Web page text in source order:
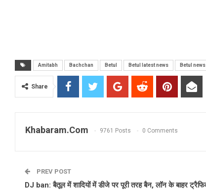
Amitabh Bachchan Betul Betul latest news Betul
Share
Khabaram.Com 9761 Posts 0 Comments
PREV POST
DJ ban: बैतूल में शादियों में डीजे पर पूरी तरह बैन, लॉन के बाहर